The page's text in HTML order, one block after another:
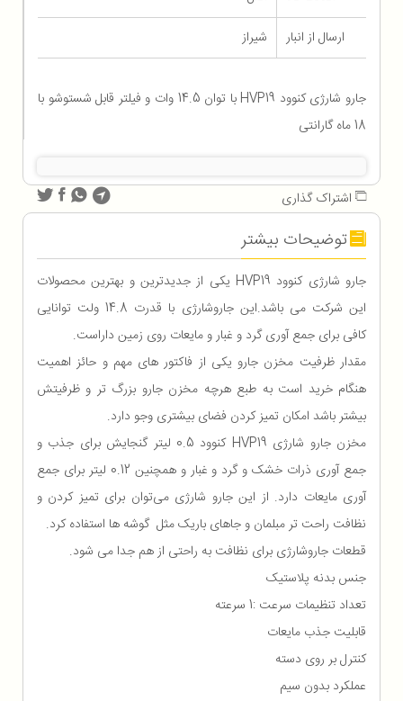
ارسال از انبار
شیراز
جارو شارژی کنوود HVP19 با توان 14.5 وات و فیلتر قابل شستوشو با
18 ماه گارانتی
اشتراک گذاری
توضیحات بیشتر
جارو شارژی کنوود HVP19 یکی از جدیدترین و بهترین محصولات
این شرکت می باشد.این جاروشارژی با قدرت 14.8 ولت توانایی
کافی برای جمع آوری گرد و غبار و مایعات روی زمین داراست.
مقدار ظرفیت مخزن جارو یکی از فاکتور های مهم و حائز اهمیت
هنگام خرید است به طبع هرچه مخزن جارو بزرگ تر و ظرفیتش
بیشتر باشد امکان تمیز کردن فضای بیشتری وجو دارد.
مخزن جارو شارژی HVP19 کنوود 0.5 لیتر گنجایش برای جذب و
جمع آوری ذرات خشک و گرد و غبار و همچنین 0.12 لیتر برای جمع
آوری مایعات دارد. از این جارو شارژی می‌توان برای تمیز کردن و
نظافت راحت تر مبلمان و جاهای باریک مثل گوشه ها استفاده کرد.
قطعات جاروشارژی برای نظافت به راحتی از هم جدا می شود.
جنس بدنه پلاستیک
تعداد تنظیمات سرعت :1 سرعته
قابلیت جذب مایعات
کنترل بر روی دسته
عملکرد بدون سیم